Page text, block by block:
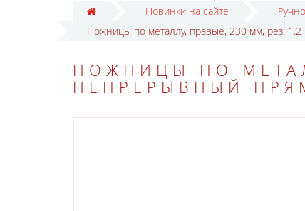
Новинки на сайте
Ножницы по металлу, правые, 230 мм, рез:
НОЖНИЦЫ ПО
НЕПРЕРЫВНЫЙ